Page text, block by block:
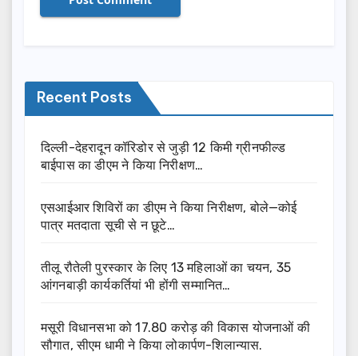
Recent Posts
दिल्ली-देहरादून कॉरिडोर से जुड़ी 12 किमी ग्रीनफील्ड
बाईपास का डीएम ने किया निरीक्षण…
एसआईआर शिविरों का डीएम ने किया निरीक्षण, बोले—कोई
पात्र मतदाता सूची से न छूटे…
तीलू रौतेली पुरस्कार के लिए 13 महिलाओं का चयन, 35
आंगनबाड़ी कार्यकर्तियां भी होंगी सम्मानित…
मसूरी विधानसभा को 17.80 करोड़ की विकास योजनाओं की
सौगात, सीएम धामी ने किया लोकार्पण-शिलान्यास.